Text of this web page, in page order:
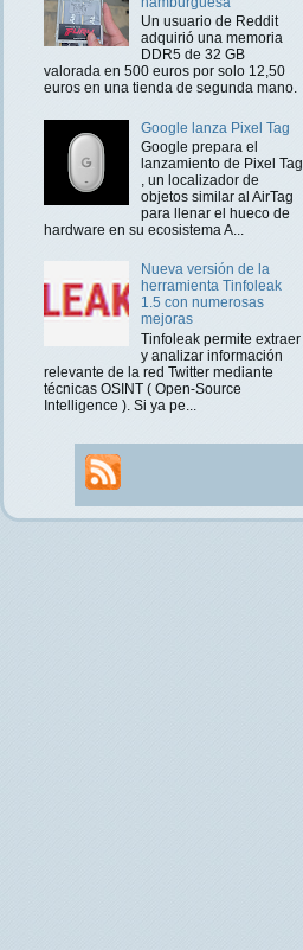
Un usuario de Reddit
adquirió una memoria
DDR5 de 32 GB
valorada en 500 euros por solo 12,50
euros en una tienda de segunda mano.
Google lanza Pixel Tag
Google prepara el
lanzamiento de Pixel Tag
, un localizador de
objetos similar al AirTag
para llenar el hueco de
hardware en su ecosistema A...
Nueva versión de la
herramienta Tinfoleak
1.5 con numerosas
mejoras
Tinfoleak permite extraer
y analizar información
relevante de la red Twitter mediante
técnicas OSINT ( Open-Source
Intelligence ). Si ya pe...